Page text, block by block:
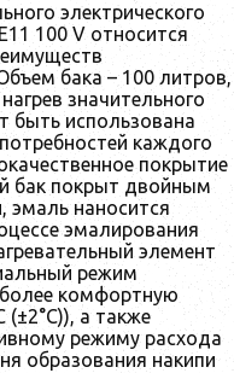
электрического
100 V относится
бака – 100 литров,
значительного
быть использована
каждого
покрытие
бак покрыт двойным
наносится
эмалирования
элемент
режим
комфортную
(±2°С)), а также
режиму расхода
образования накипи